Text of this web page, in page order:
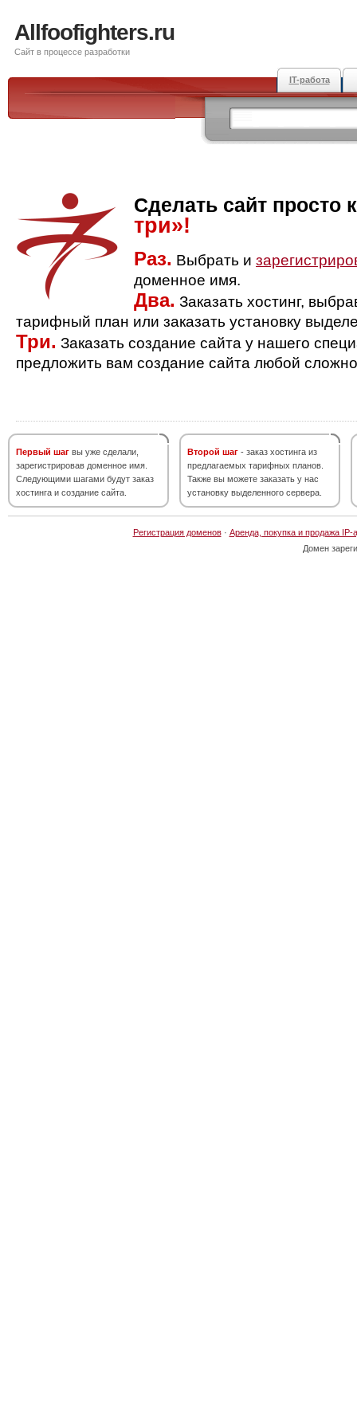
Allfoofighters.ru
Сайт в процессе разработки
IT-работа
Сделать сайт просто
три»!
Раз. Выбрать и
доменное имя.
Два. Заказать хостинг,
тарифный план или заказать установку
Три. Заказать создание сайта у нашего
предложить вам создание сайта любой
Первый шаг вы уже сделали,
зарегистрировав доменное имя.
Следующими шагами будут заказ
хостинга и создание сайта.
Второй шаг - заказ хостинга из
предлагаемых тарифных планов.
Также вы можете заказать у нас
установку выделенного сервера.
Регистрация доменов· Аренда, покупка и продажа IP-
Домен